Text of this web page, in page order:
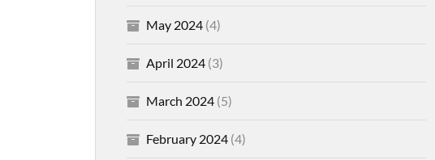
May 2024(4)
April 2024(3)
March 2024(5)
February 2024(4)